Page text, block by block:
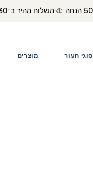
משלוח מהיר ב־30 ₪ • משלוח חינם מעל ₪399 • מוצר שלישי ב־50% הנחה
מוצרים סוגי העור